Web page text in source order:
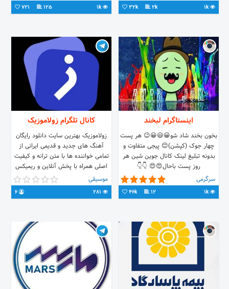
1k
2k
32k
1k
125
721
اینستاگرام لبخند
بخون بخند شاد شو😀😃😀😉 هر پست
چهار جوک (کپشن)😊 پیجی متفاوت و
بدونه تبلیغ لینک کانال جوین شین هر
روز پست باحال😍😍 👇👇
سرگرمی
1k
12
46k
کانال تلگرام زولاموزیک
زولاموزیک بهترین سایت دانلود رایگان
آهنگ های جدید و قدیمی ایرانی از
تمامی خواننده ها با متن ترانه و کیفیت
اصلی همراه با پخش آنلاین و ریمیکس
جدید پرطرفدار
موسیقی